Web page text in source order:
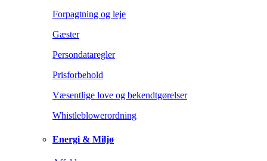
Forpagtning og leje
Gæster
Persondataregler
Prisforbehold
Væsentlige love og bekendtgørelser
Whistleblowerordning
Energi & Miljø